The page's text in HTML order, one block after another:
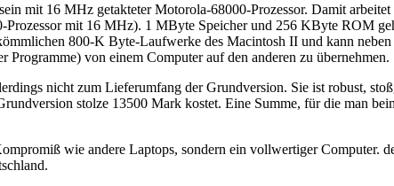
mit 16 MHz getakteter Motorola-68000-Prozessor. Damit
mit 16 MHz). 1 MByte Speicher und 256 KByte ROM
800-K Byte-Laufwerke des Macintosh II und kann
von einem Computer auf den anderen zu übernehmen.
nicht zum Lieferumfang der Grundversion. Sie ist robust,
stolze 13500 Mark kostet. Eine Summe, für die man
wie andere Laptops, sondern ein vollwertiger Computer.